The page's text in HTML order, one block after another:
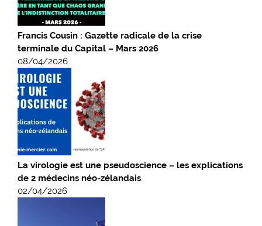
Francis Cousin : Gazette radicale de la crise
terminale du Capital – Mars 2026
08/04/2026
La virologie est une pseudoscience – les explications
de 2 médecins néo-zélandais
02/04/2026